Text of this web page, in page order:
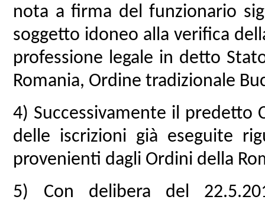
nota a firma del funzionario
soggetto idoneo alla verifica
professione legale in detto
Romania, Ordine tradizionale
4) Successivamente il predetto
delle iscrizioni già eseguite
provenienti dagli Ordini della
5) Con delibera del